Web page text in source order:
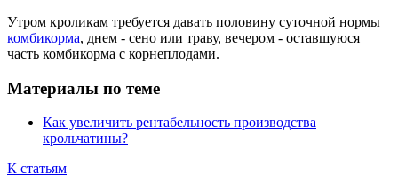
Утром кроликам требуется давать половину суточной нормы
комбикорма, днем - сено или траву, вечером - оставшуюся
часть комбикорма с корнеплодами.
Материалы по теме
Как увеличить рентабельность производства
крольчатины?
К статьям